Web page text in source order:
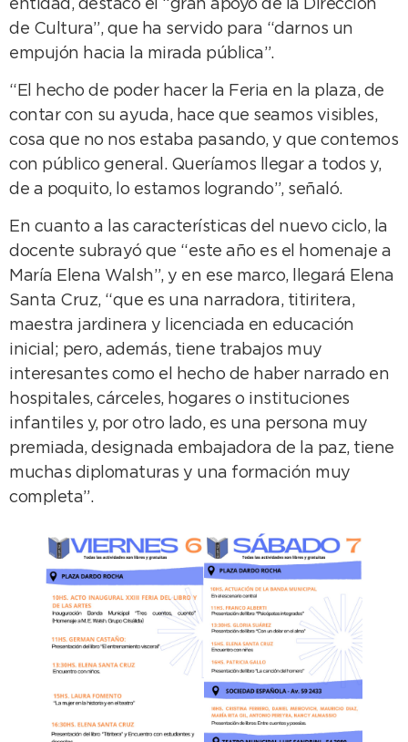
entidad, destacó el “gran apoyo de la Dirección
de Cultura”, que ha servido para “darnos un
empujón hacia la mirada pública”.
“El hecho de poder hacer la Feria en la plaza, de
contar con su ayuda, hace que seamos visibles,
cosa que no nos estaba pasando, y que contemos
con público general. Queríamos llegar a todos y,
de a poquito, lo estamos logrando”, señaló.
En cuanto a las características del nuevo ciclo, la
docente subrayó que “este año es el homenaje a
María Elena Walsh”, y en ese marco, llegará Elena
Santa Cruz, “que es una narradora, titiritera,
maestra jardinera y licenciada en educación
inicial; pero, además, tiene trabajos muy
interesantes como el hecho de haber narrado en
hospitales, cárceles, hogares o instituciones
infantiles y, por otro lado, es una persona muy
premiada, designada embajadora de la paz, tiene
muchas diplomaturas y una formación muy
completa”.